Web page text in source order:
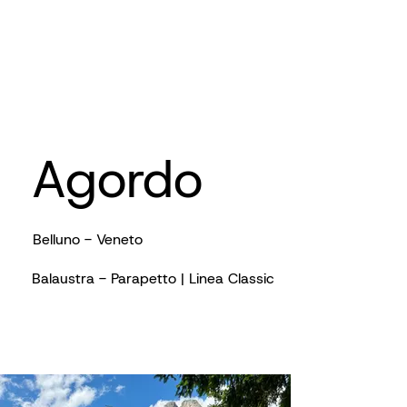
Agordo
Belluno - Veneto
Balaustra - Parapetto | Linea Classic